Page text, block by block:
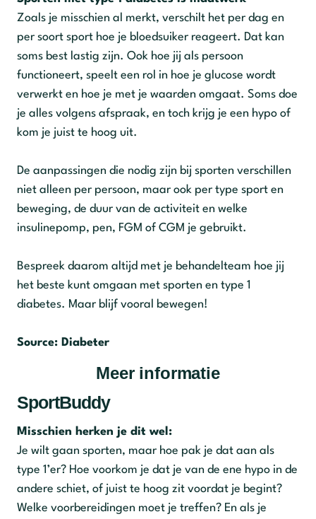
Zoals je misschien al merkt, verschilt het per dag en
per soort sport hoe je bloedsuiker reageert. Dat kan
soms best lastig zijn. Ook hoe jij als persoon
functioneert, speelt een rol in hoe je glucose wordt
verwerkt en hoe je met je waarden omgaat. Soms doe
je alles volgens afspraak, en toch krijg je een hypo of
kom je juist te hoog uit.
De aanpassingen die nodig zijn bij sporten verschillen
niet alleen per persoon, maar ook per type sport en
beweging, de duur van de activiteit en welke
insulinepomp, pen, FGM of CGM je gebruikt.
Bespreek daarom altijd met je behandelteam hoe jij
het beste kunt omgaan met sporten en type 1
diabetes. Maar blijf vooral bewegen!
Source: Diabeter
Meer informatie
SportBuddy
Misschien herken je dit wel:
Je wilt gaan sporten, maar hoe pak je dat aan als
type 1’er? Hoe voorkom je dat je van de ene hypo in de
andere schiet, of juist te hoog zit voordat je begint?
Welke voorbereidingen moet je treffen? En als je